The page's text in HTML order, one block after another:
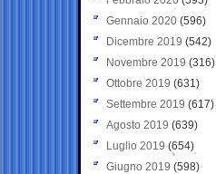
Gennaio 2020 (596)
Dicembre 2019 (542)
Novembre 2019 (316)
Ottobre 2019 (631)
Settembre 2019 (617)
Agosto 2019 (639)
Luglio 2019 (654)
Giugno 2019 (598)